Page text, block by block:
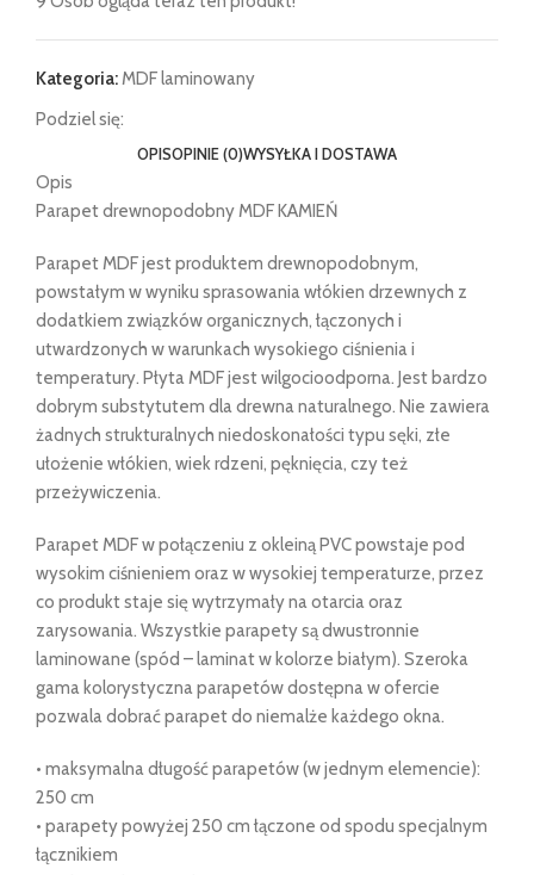
Kategoria:MDF laminowany
Podziel się:
OPISOPINIE (0)WYSYŁKA I DOSTAWA
Opis
Parapet drewnopodobny MDF KAMIEŃ
Parapet MDF jest produktem drewnopodobnym,
powstałym w wyniku sprasowania włókien drzewnych z
dodatkiem związków organicznych, łączonych i
utwardzonych w warunkach wysokiego ciśnienia i
temperatury. Płyta MDF jest wilgocioodporna. Jest bardzo
dobrym substytutem dla drewna naturalnego. Nie zawiera
żadnych strukturalnych niedoskonałości typu sęki, złe
ułożenie włókien, wiek rdzeni, pęknięcia, czy też
przeżywiczenia.
Parapet MDF w połączeniu z okleiną PVC powstaje pod
wysokim ciśnieniem oraz w wysokiej temperaturze, przez
co produkt staje się wytrzymały na otarcia oraz
zarysowania. Wszystkie parapety są dwustronnie
laminowane (spód – laminat w kolorze białym). Szeroka
gama kolorystyczna parapetów dostępna w ofercie
pozwala dobrać parapet do niemalże każdego okna.
• maksymalna długość parapetów (w jednym elemencie):
250 cm
• parapety powyżej 250 cm łączone od spodu specjalnym
łącznikiem